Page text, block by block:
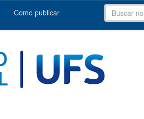
Como publicar